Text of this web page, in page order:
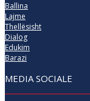
Ballina
Lajme
Thellësisht
Dialog
Edukim
Barazi
MEDIA SOCIALE